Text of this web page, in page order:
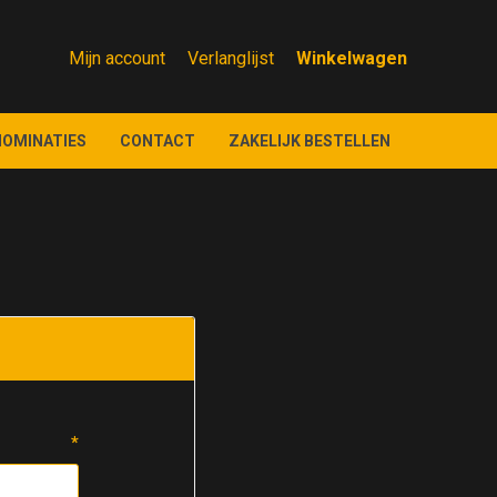
Mijn account Verlanglijst
CONTACT ZAKELIJK BESTELLEN
*